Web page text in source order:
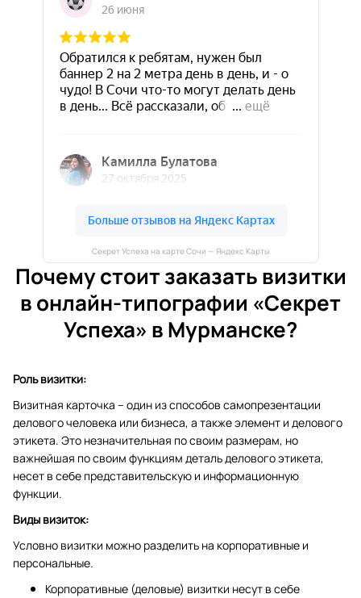
Секрет Успеха на карте Сочи — Яндекс Карты
Почему стоит заказать визитки
в онлайн-типографии «Секрет
Успеха» в Мурманске?
Роль визитки:
Визитная карточка – один из способов самопрезентации
делового человека или бизнеса, а также элемент и делового
этикета. Это незначительная по своим размерам, но
важнейшая по своим функциям деталь делового этикета,
несет в себе представительскую и информационную
функции.
Виды визиток:
Условно визитки можно разделить на корпоративные и
персональные.
Корпоративные (деловые) визитки несут в себе